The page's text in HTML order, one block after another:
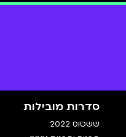
סדרות מובילות
ששטוס 2022